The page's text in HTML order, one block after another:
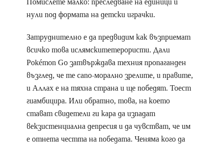
нули под формата на детски играчки.
Затруднително е да предвидим как възприемат
всичко това ислямскитетерористи. Дали
Pokémon Go затвърждава техния пропаганден
възглед, че те сапо-морално зрелите, и правите,
и Аллах е на тяхна страна и ще победят. Тоест
гиамбицира. Или обратно, това, на което
стават свидетели ги кара да изпадат
векзистенциална депресия и да чувстват, че им
е отнета честта на победата. Ченяма кого да